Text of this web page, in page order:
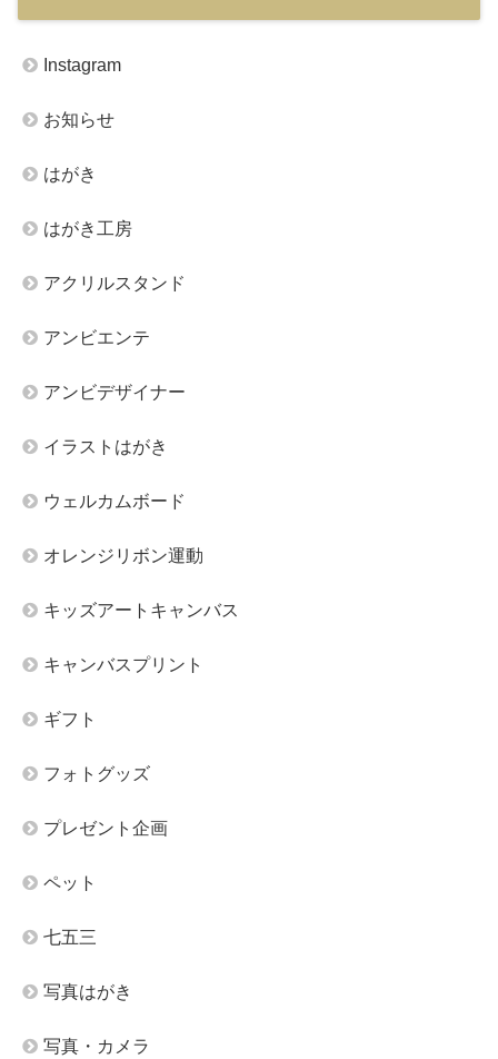
Instagram
お知らせ
はがき
はがき工房
アクリルスタンド
アンビエンテ
アンビデザイナー
イラストはがき
ウェルカムボード
オレンジリボン運動
キッズアートキャンバス
キャンバスプリント
ギフト
フォトグッズ
プレゼント企画
ペット
七五三
写真はがき
写真・カメラ